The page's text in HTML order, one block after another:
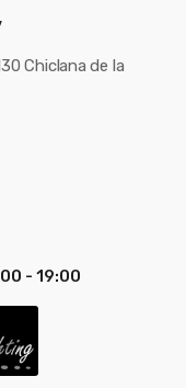
Chiclana de la
- 19:00